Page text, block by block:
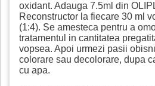
oxidant. Adauga 7.5ml din
Reconstructor la fiecare 30 ml
(1:4). Se amesteca pentru a
tratamentul in cantitatea
vopsea. Apoi urmezi pasii
colorare sau decolorare, dupa
cu apa.